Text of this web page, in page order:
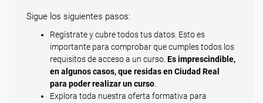
Sigue los siguientes pasos:
Regístrate y cubre todos tus datos. Esto es
importante para comprobar que cumples todos los
requisitos de acceso a un curso. Es imprescindible,
en algunos casos, que residas en Ciudad Real
para poder realizar un curso
Explora toda nuestra oferta formativa para